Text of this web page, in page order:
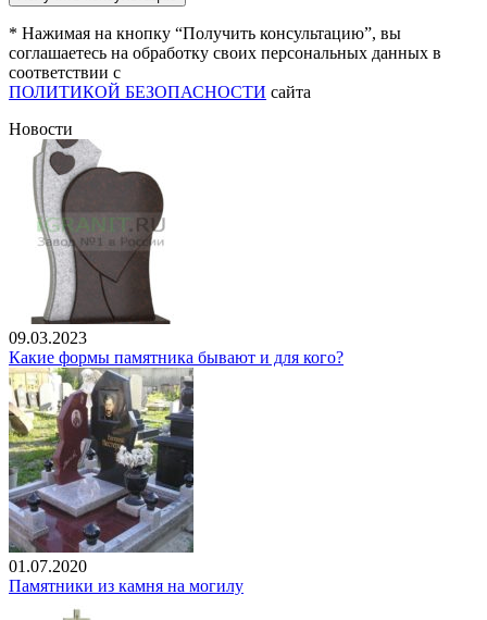
* Нажимая на кнопку “Получить консультацию”, вы
соглашаетесь на обработку своих персональных данных в
соответствии с
ПОЛИТИКОЙ БЕЗОПАСНОСТИ сайта
Новости
09.03.2023
Какие формы памятника бывают и для кого?
01.07.2020
Памятники из камня на могилу